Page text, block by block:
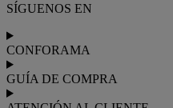
SÍGUENOS EN
CONFORAMA
GUÍA DE COMPRA